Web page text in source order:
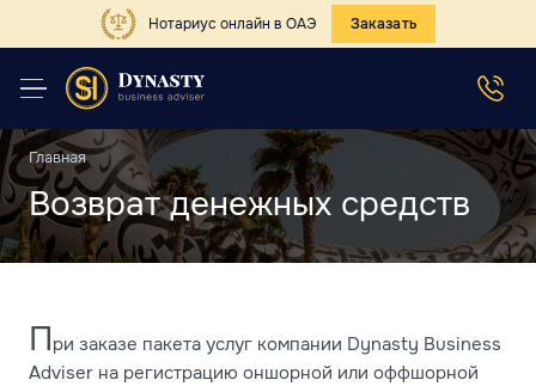
Нотариус онлайн в ОАЭ Заказать
Главная
Возврат денежных средств
При заказе пакета услуг компании Dynasty Business
Adviser на регистрацию оншорной или оффшорной